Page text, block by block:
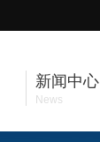
新闻中心
News